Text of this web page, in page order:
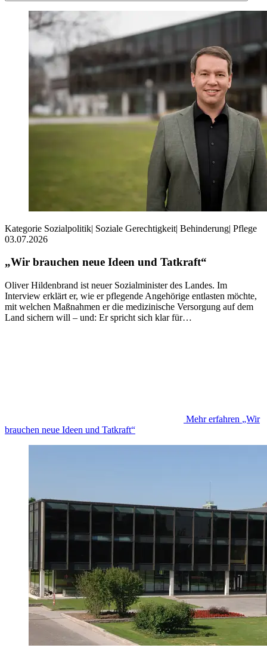
Kategorie Sozialpolitik| Soziale Gerechtigkeit| Behinderung| Pflege
03.07.2026
„Wir brauchen neue Ideen und Tatkraft“
Oliver Hildenbrand ist neuer Sozialminister des Landes. Im
Interview erklärt er, wie er pflegende Angehörige entlasten möchte,
mit welchen Maßnahmen er die medizinische Versorgung auf dem
Land sichern will – und: Er spricht sich klar für…
Mehr erfahren „Wir
brauchen neue Ideen und Tatkraft“